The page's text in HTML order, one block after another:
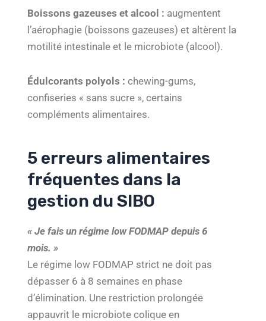
Boissons gazeuses et alcool : augmentent
l’aérophagie (boissons gazeuses) et altèrent la
motilité intestinale et le microbiote (alcool).
Édulcorants polyols : chewing-gums,
confiseries « sans sucre », certains
compléments alimentaires.
5 erreurs alimentaires
fréquentes dans la
gestion du SIBO
« Je fais un régime low FODMAP depuis 6
mois. »
Le régime low FODMAP strict ne doit pas
dépasser 6 à 8 semaines en phase
d’élimination. Une restriction prolongée
appauvrit le microbiote colique en